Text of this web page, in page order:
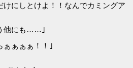
けにしとけよ！！なんでカミングア
他にも……｣
ぁぁぁぁ！！｣